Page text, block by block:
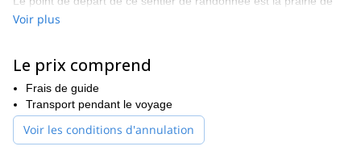
Blato, située au-dessus du lac de Bohinj. Bien que nous puissions
plus, nous couvrirons une partie du dénivelé pendant le trajet en
voiture.
Le premier jour de ce programme, nous parcourrons une
distance de 20 kilomètres. Nous nous approcherons d'abord d'un
refuge près des Sept Lacs, qui se trouve au-dessus des prairies
Voir plus
Le prix comprend
Frais de guide
Transport pendant le voyage
Voir les conditions d'annulation